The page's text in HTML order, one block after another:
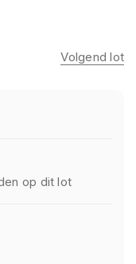
Volgend lot
op dit lot